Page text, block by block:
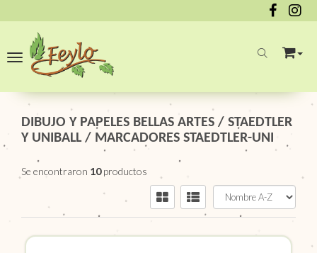
Toggle navigation
DIBUJO Y PAPELES BELLAS ARTES / STAEDTLER
Y UNIBALL / MARCADORES STAEDTLER-UNI
Se encontraron 10productos